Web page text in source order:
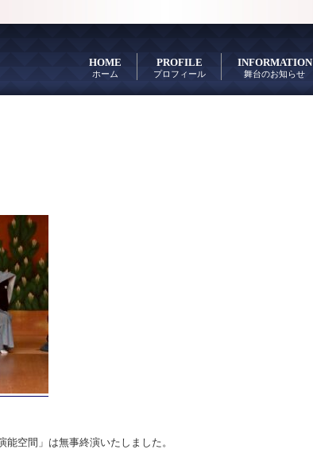
HOME
ホーム
PROFILE
プロフィール
INFORMATION
舞台のお知らせ
空間」は無事終演いたしました。